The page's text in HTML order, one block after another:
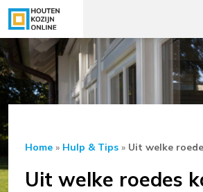
Home » Hulp & Tips » Uit welke
Uit welke roedes